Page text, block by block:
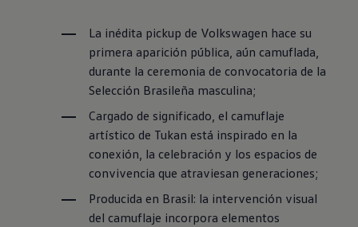
La inédita pickup de Volkswagen hace su
primera aparición pública, aún camuflada,
durante la ceremonia de convocatoria de la
Selección Brasileña masculina;
Cargado de significado, el camuflaje
artístico de Tukan está inspirado en la
conexión, la celebración y los espacios de
convivencia que atraviesan generaciones;
Producida en Brasil: la intervención visual
del camuflaje incorpora elementos